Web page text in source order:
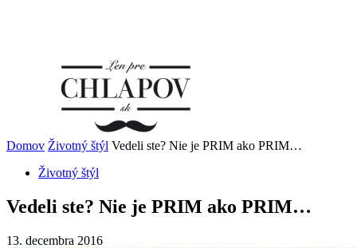
Domov Životný štýl Vedeli ste? Nie je PRIM ako PRIM…
Životný štýl
Vedeli ste? Nie je PRIM ako PRIM…
13. decembra 2016